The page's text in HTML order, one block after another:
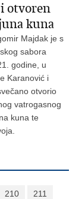
otvoren
kuna
Majdak je s
sabora
godine, u
Karanović i
otvorio
vatrogasnog
kuna te
210
211